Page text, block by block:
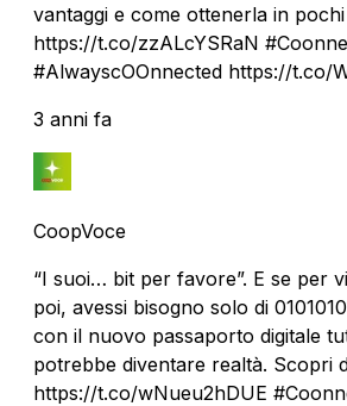
vantaggi e come ottenerla in pochi
https://t.co/zzALcYSRaN
#AlwayscOOnnected https://t.co/
3 anni fa
CoopVoce
“I suoi… bit per favore”. E se per
poi, avessi bisogno solo di
con il nuovo passaporto digitale
potrebbe diventare realtà. Scopri
https://t.co/wNueu2hDUE